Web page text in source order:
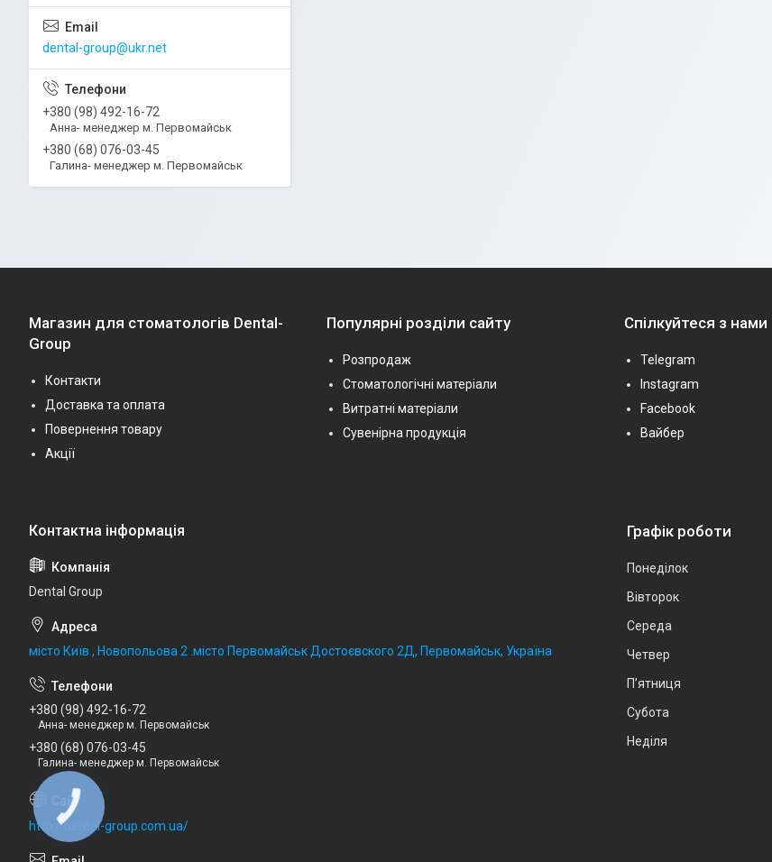
dental-group@ukr.net
+380 (98) 492-16-72
Анна- менеджер м. Первомайськ
+380 (68) 076-03-45
Галина- менеджер м. Первомайськ
Магазин для стоматологів Dental-
Group
Контакти
Доставка та оплата
Повернення товару
Акції
Популярні розділи сайту
Розпродаж
Стоматологічні матеріали
Витратні матеріали
Сувенірна продукція
Спілкуйтеся з
Telegram
Instagram
Facebook
Вайбер
Dental Group
місто Київ , Новопольова 2 .місто Первомайськ Достоєвского 2Д, Первомайськ, Україна
+380 (98) 492-16-72
Анна- менеджер м. Первомайськ
+380 (68) 076-03-45
Галина- менеджер м. Первомайськ
http://dental-group.com.ua/
Графік роботи
Понеділок
Вівторок
Середа
Четвер
Пʼятниця
Субота
Неділя